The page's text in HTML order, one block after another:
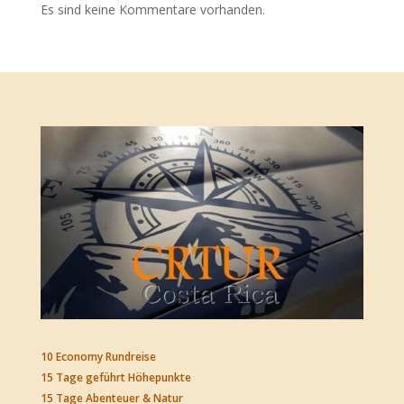
Es sind keine Kommentare vorhanden.
10 Economy Rundreise
15 Tage geführt Höhepunkte
15 Tage Abenteuer & Natur